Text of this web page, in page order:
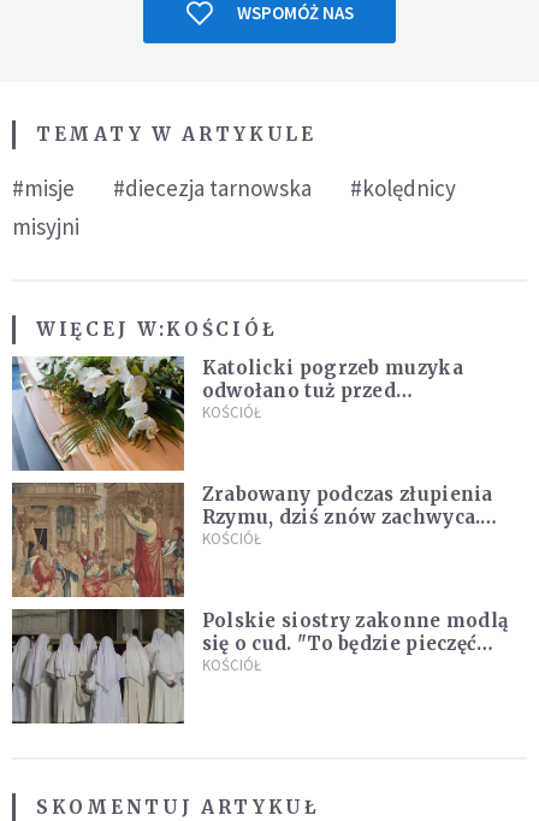
WSPOMÓŻ NAS
TEMATY W ARTYKULE
#misje #diecezja tarnowska
#kolędnicy
misyjni
WIĘCEJ W:KOŚCIÓŁ
Katolicki pogrzeb muzyka
odwołano tuż przed
uroczystością. Powodem była
KOŚCIÓŁ
Zrabowany podczas złupienia
Rzymu, dziś znów zachwyca.
Wyjątkowy arras w Castel
KOŚCIÓŁ
Polskie siostry zakonne modlą
się o cud. "To będzie pieczęć
Pana Boga dla naszej wiary"
KOŚCIÓŁ
SKOMENTUJ ARTYKUŁ